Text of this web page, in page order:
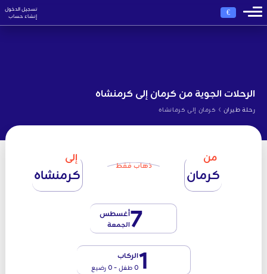
€
تسجيل الدخول
إنشاء حساب
الرحلات الجوية من كرمان إلى كرمنشاه
رحلة طيران › كرمان إلى كرمانشاه
من
كرمان ذهاب فقط
إلى
كرمنشاه
7أغسطس
الجمعة
1الركاب
0 طفل - 0 رضيع